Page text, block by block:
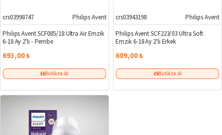
crs03998747
Philips Avent
Philips Avent SCF085/18 Ultra Air Emzik
6-18 Ay 2'li - Pembe
693,00 ₺
Birlikte Al
crs03943198
Philips Avent
Philips Avent SCF223/03 Ultra Soft
Emzik 6-18 Ay 2'li Erkek
609,00 ₺
Birlikte Al